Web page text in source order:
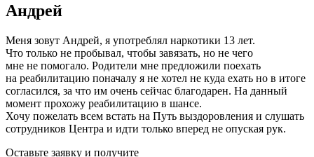
Андрей
Меня зовут Андрей, я употреблял наркотики 13 лет.
Что только не пробывал, чтобы завязать, но не чего
мне не помогало. Родители мне предложили поехать
на реабилитацию поначалу я не хотел не куда ехать но в итоге
согласился, за что им очень сейчас благодарен. На данный
момент прохожу реабилитацию в шансе.
Хочу пожелать всем встать на Путь выздоровления и слушать
сотрудников Центра и идти только вперед не опуская рук.
Оставьте заявку и получите